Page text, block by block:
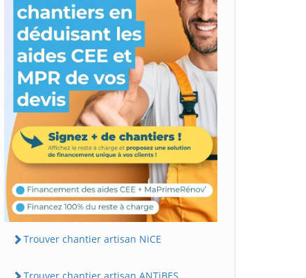
Trouver chantier artisan NiCE